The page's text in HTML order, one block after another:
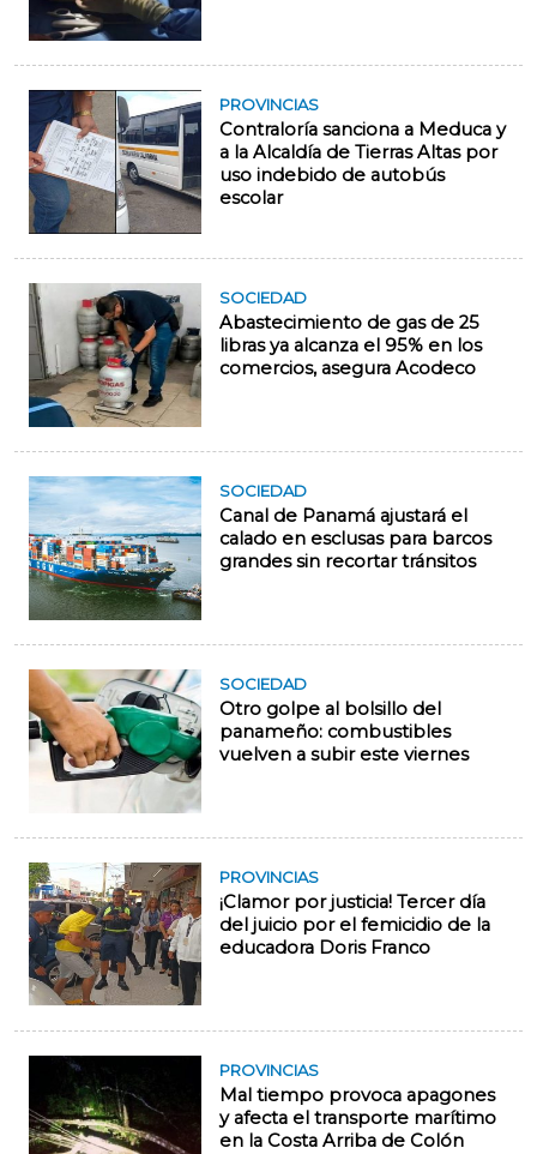
PROVINCIAS
Contraloría sanciona a Meduca y
a la Alcaldía de Tierras Altas por
uso indebido de autobús
escolar
SOCIEDAD
Abastecimiento de gas de 25
libras ya alcanza el 95% en los
comercios, asegura Acodeco
SOCIEDAD
Canal de Panamá ajustará el
calado en esclusas para barcos
grandes sin recortar tránsitos
SOCIEDAD
Otro golpe al bolsillo del
panameño: combustibles
vuelven a subir este viernes
PROVINCIAS
¡Clamor por justicia! Tercer día
del juicio por el femicidio de la
educadora Doris Franco
PROVINCIAS
Mal tiempo provoca apagones
y afecta el transporte marítimo
en la Costa Arriba de Colón